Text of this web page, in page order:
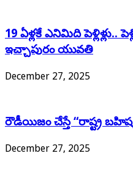
19 ఏళ్లకే ఎనిమిది పెళ్లిళ్లు..
ఇచ్చాపురం యువతి
December 27, 2025
రౌడీయిజం చేస్తే “రాష్ట్ర
December 27, 2025